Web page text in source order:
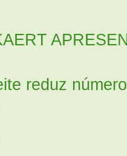
reduz